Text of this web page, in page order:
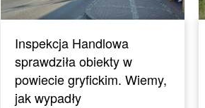
Inspekcja Handlowa
sprawdziła obiekty w
powiecie gryfickim. Wiemy,
jak wypadły